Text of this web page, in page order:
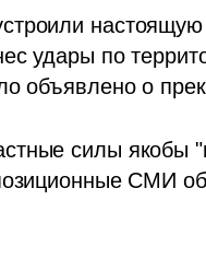
удары по
объявлено о
силы якобы
СМИ